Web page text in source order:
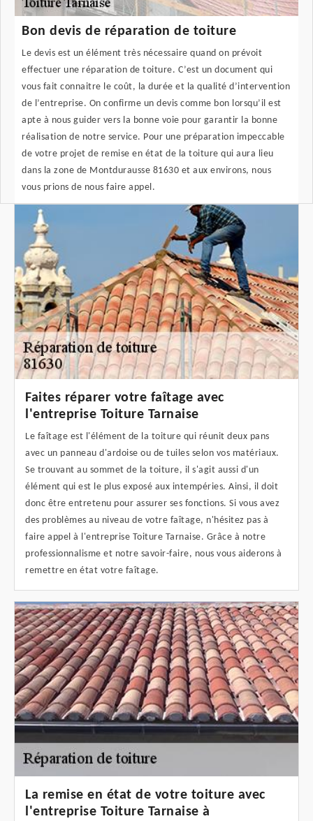
Bon devis de réparation de toiture
Le devis est un élément très nécessaire quand on prévoit
effectuer une réparation de toiture. C’est un document qui
vous fait connaitre le coût, la durée et la qualité d’intervention
de l’entreprise. On confirme un devis comme bon lorsqu’il est
apte à nous guider vers la bonne voie pour garantir la bonne
réalisation de notre service. Pour une préparation impeccable
de votre projet de remise en état de la toiture qui aura lieu
dans la zone de Montdurausse 81630 et aux environs, nous
vous prions de nous faire appel.
Faites réparer votre faîtage avec
l'entreprise Toiture Tarnaise
Le faîtage est l'élément de la toiture qui réunit deux pans
avec un panneau d'ardoise ou de tuiles selon vos matériaux.
Se trouvant au sommet de la toiture, il s'agit aussi d'un
élément qui est le plus exposé aux intempéries. Ainsi, il doit
donc être entretenu pour assurer ses fonctions. Si vous avez
des problèmes au niveau de votre faîtage, n'hésitez pas à
faire appel à l'entreprise Toiture Tarnaise. Grâce à notre
professionnalisme et notre savoir-faire, nous vous aiderons à
remettre en état votre faîtage.
La remise en état de votre toiture avec
l'entreprise Toiture Tarnaise à